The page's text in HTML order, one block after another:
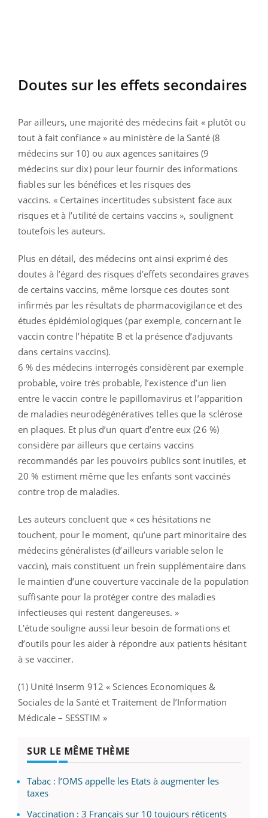
Doutes sur les effets secondaires
Par ailleurs, une majorité des médecins fait « plutôt ou
tout à fait confiance » au ministère de la Santé (8
médecins sur 10) ou aux agences sanitaires (9
médecins sur dix) pour leur fournir des informations
fiables sur les bénéfices et les risques des
vaccins. « Certaines incertitudes subsistent face aux
risques et à l’utilité de certains vaccins », soulignent
toutefois les auteurs.
Plus en détail, des médecins ont ainsi exprimé des
doutes à l’égard des risques d’effets secondaires graves
de certains vaccins, même lorsque ces doutes sont
infirmés par les résultats de pharmacovigilance et des
études épidémiologiques (par exemple, concernant le
vaccin contre l’hépatite B et la présence d’adjuvants
dans certains vaccins).
6 % des médecins interrogés considèrent par exemple
probable, voire très probable, l’existence d’un lien
entre le vaccin contre le papillomavirus et l’apparition
de maladies neurodégénératives telles que la sclérose
en plaques. Et plus d’un quart d’entre eux (26 %)
considère par ailleurs que certains vaccins
recommandés par les pouvoirs publics sont inutiles, et
20 % estiment même que les enfants sont vaccinés
contre trop de maladies.
Les auteurs concluent que « ces hésitations ne
touchent, pour le moment, qu’une part minoritaire des
médecins généralistes (d’ailleurs variable selon le
vaccin), mais constituent un frein supplémentaire dans
le maintien d’une couverture vaccinale de la population
suffisante pour la protéger contre des maladies
infectieuses qui restent dangereuses. »
L'étude souligne aussi leur besoin de formations et
d’outils pour les aider à répondre aux patients hésitant
à se vacciner.
(1) Unité Inserm 912 « Sciences Economiques &
Sociales de la Santé et Traitement de l’Information
Médicale – SESSTIM »
SUR LE MÊME THÈME
Tabac : l’OMS appelle les Etats à augmenter les
taxes
Vaccination : 3 Français sur 10 toujours réticents